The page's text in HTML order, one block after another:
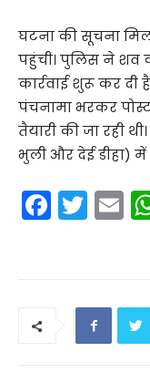
​घटना की सूचना
पहुंची। पुलिस ने
कार्रवाई शुरू कर दी
पंचनामा भरकर
तैयारी की जा रही
भुली और देई डीहा)
F
a
T
w
E